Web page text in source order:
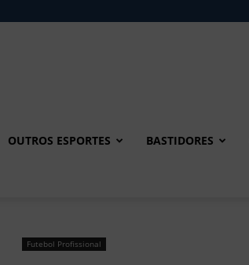
OUTROS ESPORTES BASTIDORES
Futebol Profissional